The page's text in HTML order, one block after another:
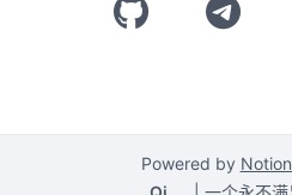
Powered by